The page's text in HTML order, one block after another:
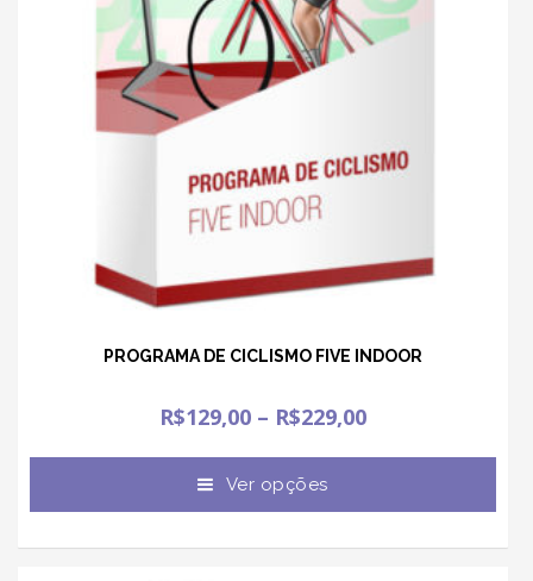
PROGRAMA DE CICLISMO FIVE INDOOR
R$129,00 – R$229,00
Ver opções